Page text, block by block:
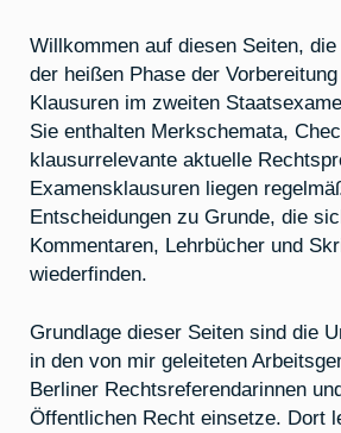
Willkommen auf diesen Seiten,
der heißen Phase der
Klausuren im zweiten
Sie enthalten Merkschemata,
klausurrelevante aktuelle
Examensklausuren liegen
Entscheidungen zu Grunde, die
Kommentaren, Lehrbücher und
wiederfinden.
Grundlage dieser Seiten sind die
in den von mir geleiteten
Berliner Rechtsreferendarinnen
Öffentlichen Recht einsetze. Dort